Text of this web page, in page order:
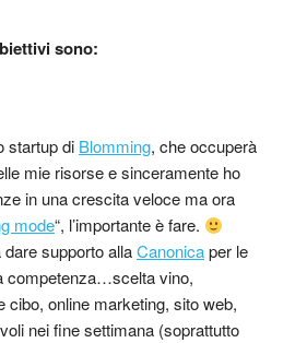
sono:
startup di Blomming, che occuperà
mie risorse e sinceramente ho
in una crescita veloce ma ora
mode“, l’importante è fare.
supporto allaCanonicaper le
competenza…scelta vino,
cibo, online marketing, sito web,
nei fine settimana (soprattutto